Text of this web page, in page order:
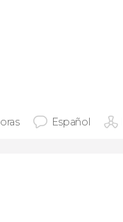
Español